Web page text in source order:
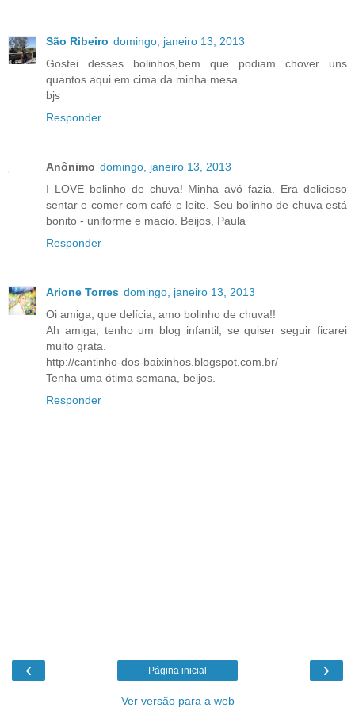
São Ribeiro domingo, janeiro 13, 2013
Gostei desses bolinhos,bem que podiam chover uns
quantos aqui em cima da minha mesa...
bjs
Responder
Anônimo domingo, janeiro 13, 2013
I LOVE bolinho de chuva! Minha avó fazia. Era delicioso
sentar e comer com café e leite. Seu bolinho de chuva está
bonito - uniforme e macio. Beijos, Paula
Responder
Arione Torres domingo, janeiro 13, 2013
Oi amiga, que delícia, amo bolinho de chuva!!
Ah amiga, tenho um blog infantil, se quiser seguir ficarei
muito grata.
http://cantinho-dos-baixinhos.blogspot.com.br/
Tenha uma ótima semana, beijos.
Responder
‹ ›
Página inicial
Ver versão para a web